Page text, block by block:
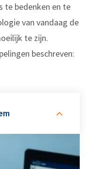
te bedenken en te
van vandaag de
te zijn.
beschreven: